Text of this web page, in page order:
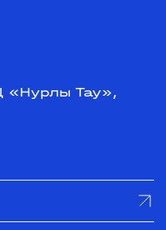
«Нурлы Тау»,